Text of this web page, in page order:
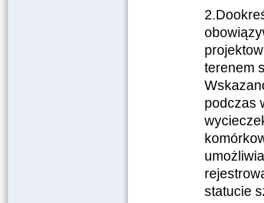
terenem
podczas
statucie